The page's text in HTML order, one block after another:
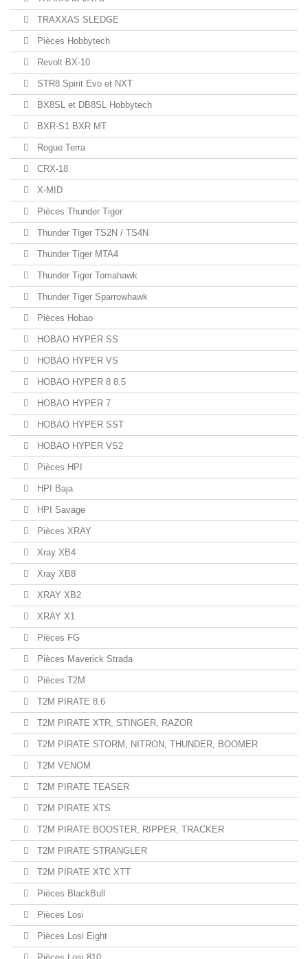
TRAXXAS SLEDGE
Pièces Hobbytech
Revolt BX-10
STR8 Spirit Evo et NXT
BX8SL et DB8SL Hobbytech
BXR-S1 BXR MT
Rogue Terra
CRX-18
X-MID
Pièces Thunder Tiger
Thunder Tiger TS2N / TS4N
Thunder Tiger MTA4
Thunder Tiger Tomahawk
Thunder Tiger Sparrowhawk
Pièces Hobao
HOBAO HYPER SS
HOBAO HYPER VS
HOBAO HYPER 8 8.5
HOBAO HYPER 7
HOBAO HYPER SST
HOBAO HYPER VS2
Pièces HPI
HPI Baja
HPI Savage
Pièces XRAY
Xray XB4
Xray XB8
XRAY XB2
XRAY X1
Pièces FG
Pièces Maverick Strada
Pièces T2M
T2M PIRATE 8.6
T2M PIRATE XTR, STINGER, RAZOR
T2M PIRATE STORM, NITRON, THUNDER, BOOMER
T2M VENOM
T2M PIRATE TEASER
T2M PIRATE XTS
T2M PIRATE BOOSTER, RIPPER, TRACKER
T2M PIRATE STRANGLER
T2M PIRATE XTC XTT
Pièces BlackBull
Pièces Losi
Pièces Losi Eight